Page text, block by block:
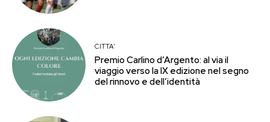
CITTA'
Premio Carlino d’Argento: al via il
viaggio verso la IX edizione nel segno
del rinnovo e dell’identità